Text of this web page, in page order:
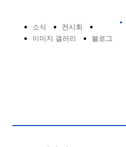
소식 전시회
이미지 갤러리
블로그